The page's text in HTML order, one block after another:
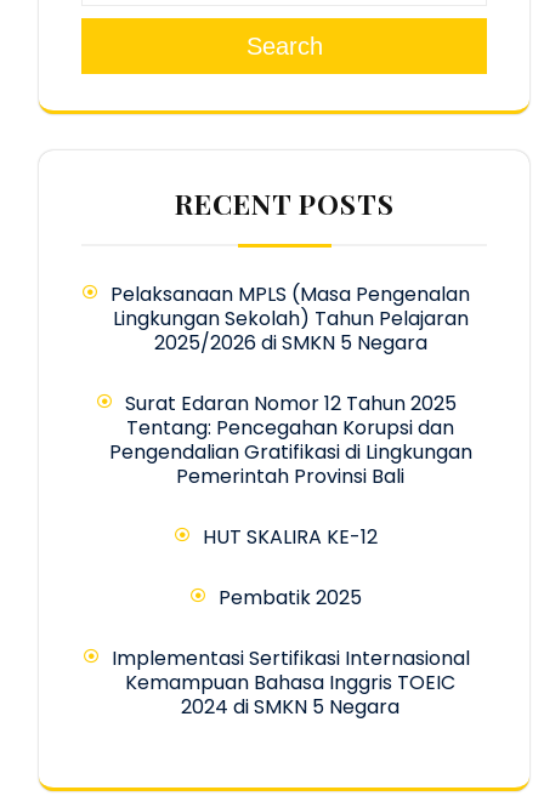
Search
RECENT POSTS
Pelaksanaan MPLS (Masa Pengenalan
Lingkungan Sekolah) Tahun Pelajaran
2025/2026 di SMKN 5 Negara
Surat Edaran Nomor 12 Tahun 2025
Tentang: Pencegahan Korupsi dan
Pengendalian Gratifikasi di Lingkungan
Pemerintah Provinsi Bali
HUT SKALIRA KE-12
Pembatik 2025
Implementasi Sertifikasi Internasional
Kemampuan Bahasa Inggris TOEIC
2024 di SMKN 5 Negara